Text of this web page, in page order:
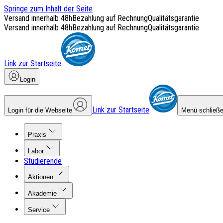
Springe zum Inhalt der Seite
Versand innerhalb 48hBezahlung auf RechnungQualitätsgarantie
Versand innerhalb 48hBezahlung auf RechnungQualitätsgarantie
Link zur Startseite
Login
Login für die Webseite Link zur Startseite Menü
Praxis
Labor
Studierende
Aktionen
Akademie
Service